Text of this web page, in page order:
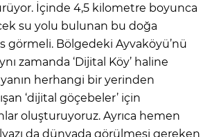
İçinde 4,5 kilometre boyunca
su yolu bulunan bu doğa
görmeli. Bölgedeki Ayvaköyü’nü
zamanda ‘Dijital Köy’ haline
herhangi bir yerinden
‘dijital göçebeler’ için
oluşturuyoruz. Ayrıca hemen
da dünyada görülmesi gereken